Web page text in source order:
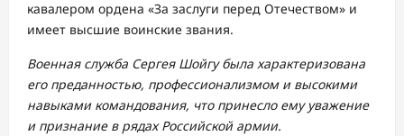
кавалером ордена «За заслуги перед Отечеством» и
имеет высшие воинские звания.
Военная служба Сергея Шойгу была характеризована
его преданностью, профессионализмом и высокими
навыками командования, что принесло ему уважение
и признание в рядах Российской армии.